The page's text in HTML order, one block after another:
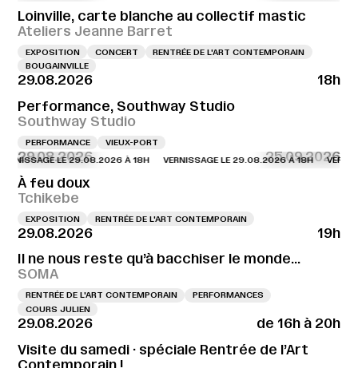
Loinville, carte blanche au collectif mastic
Ateliers Jeanne Barret
EXPOSITION CONCERT
RENTRÉE DE L'ART CONTEMPORAIN
BOUGAINVILLE
29.08.2026
18h
Performance, Southway Studio
Southway Studio
PERFORMANCE VIEUX-PORT
29.08.2026 25.09.2026
LE 29.08.2026 À 18H VERNISSAGE LE 29.08.2026 À 18H
À feu doux
Tchikebe
EXPOSITION RENTRÉE DE L'ART CONTEMPORAIN
29.08.2026
19h
Il ne nous reste qu’à bacchiser le monde…
SOMA
RENTRÉE DE L'ART CONTEMPORAIN
PERFORMANCES
COURS JULIEN
29.08.2026
de 16h à 20h
Visite du samedi · spéciale Rentrée de l’Art
Contemporain !